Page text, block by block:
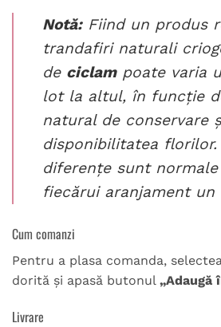
Notă:Fiind un produs
trandafiri naturali
de ciclampoate varia
lot la altul, în funcție
natural de conservare
disponibilitatea florilor.
diferențe sunt
fiecărui aranjament un
Cum comanzi
Pentru a plasa comanda,
dorită și apasă butonul „Adaugă
Livrare